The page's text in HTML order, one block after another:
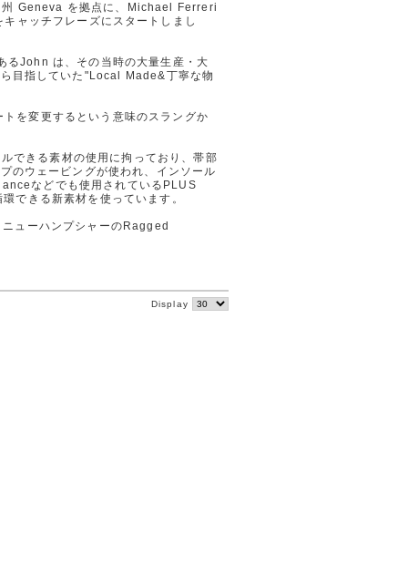
Geneva を拠点に、Michael Ferreri
ャッチフレーズにスタートしまし
るJohn は、その当時の大量生産・大
目指していた"Local Made&丁寧な物
を変更するという意味のスラングか
できる素材の使用に拘っており、帯部
のウェービングが使われ、インソール
などでも使用されているPLUS
できる新素材を使っています。
ューハンプシャーのRagged
Display